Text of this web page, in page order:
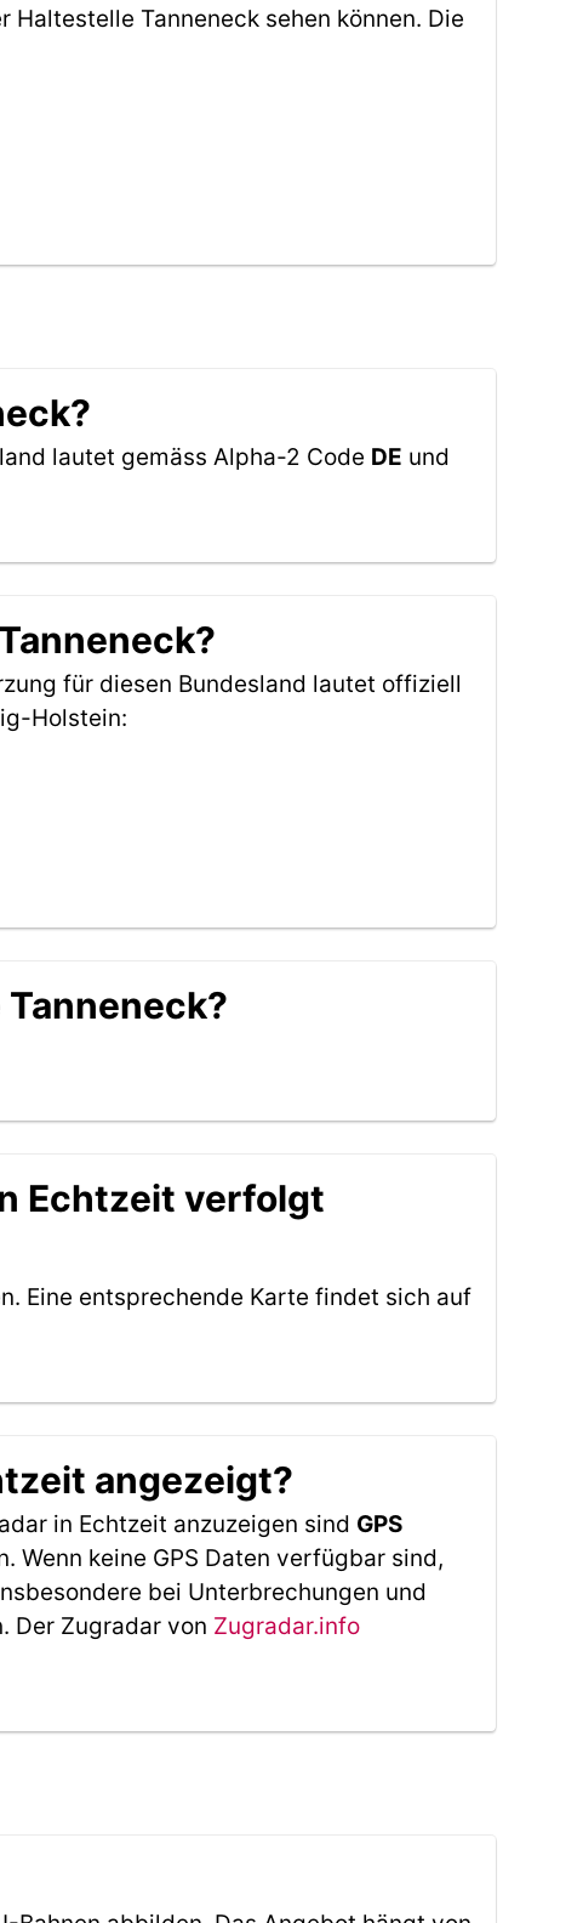
Tanneneck sehen können. Die
lautet gemäss Alpha-2 Code DE und
für diesen Bundesland lautet offiziell
Holstein:
Echtzeit verfolgt
Eine entsprechende Karte findet sich auf
angezeigt?
in Echtzeit anzuzeigen sind GPS
Wenn keine GPS Daten verfügbar sind,
bei Unterbrechungen und
Der Zugradar von Zugradar.info